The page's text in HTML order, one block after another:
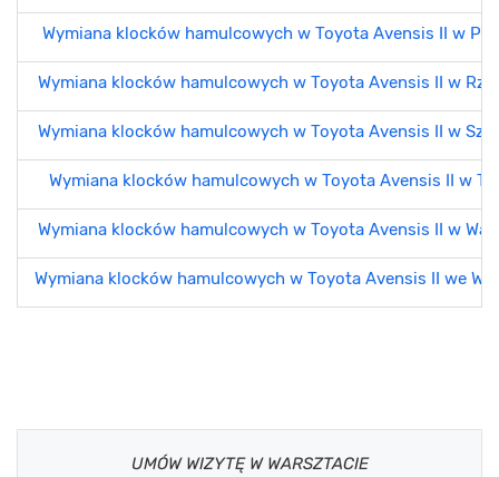
Wymiana klocków hamulcowych w Toyota Avensis II w
Wymiana klocków hamulcowych w Toyota Avensis II w
Wymiana klocków hamulcowych w Toyota Avensis II w
Wymiana klocków hamulcowych w Toyota Avensis II w
Wymiana klocków hamulcowych w Toyota Avensis II w
Wymiana klocków hamulcowych w Toyota Avensis II we
UMÓW WIZYTĘ W WARSZTACIE